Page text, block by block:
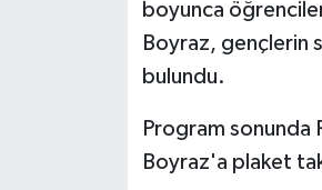
boyunca
Boyraz, gençlerin
bulundu.
Program sonunda
Boyraz'a plaket